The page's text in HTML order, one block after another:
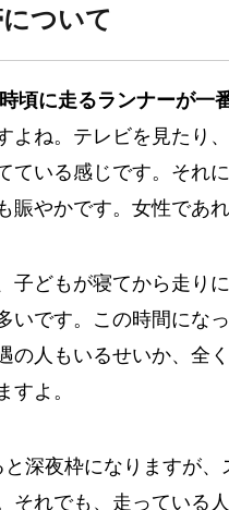
ついて
頃に走るランナーが一
よね。テレビを見たり
ている感じです。それ
賑やかです。女性であ
子どもが寝てから走り
いです。この時間にな
の人もいるせいか、全
すよ。
深夜枠になりますが
それでも、走っている